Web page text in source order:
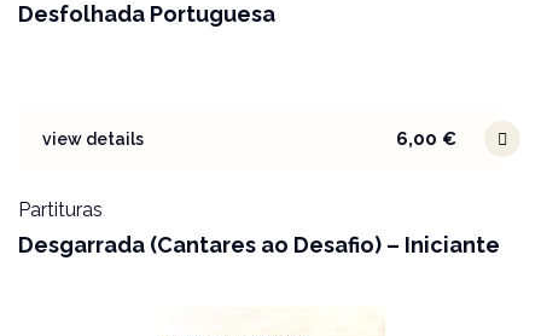
Desfolhada Portuguesa
view details 6,00 €
Partituras
Desgarrada (Cantares ao Desafio) – Iniciante